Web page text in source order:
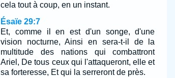
cela tout à coup, en un instant.
Ésaïe 29:7
Et, comme il en est d'un songe, d'une
vision nocturne, Ainsi en sera-t-il de la
multitude des nations qui combattront
Ariel, De tous ceux qui l'attaqueront, elle et
sa forteresse, Et qui la serreront de près.